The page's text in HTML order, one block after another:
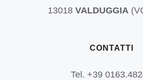
13018 VALDUGGIA
CONTATTI
Tel. +39